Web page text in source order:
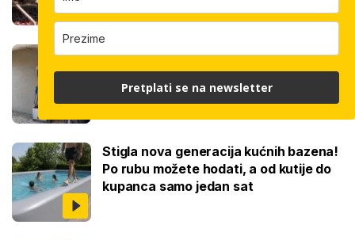
Robotski stroj za žbukanje: Za 8 sati
odradi i do 400 kvadrata, a prate ga
samo dva bauštelca
Stigla nova generacija kućnih bazena!
Po rubu možete hodati, a od kutije do
kupanca samo jedan sat
Pretplati se na newsletter